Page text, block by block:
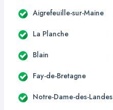
Aigrefeuille-sur-Maine
La Planche
Blain
Fay-de-Bretagne
Notre-Dame-des-Landes